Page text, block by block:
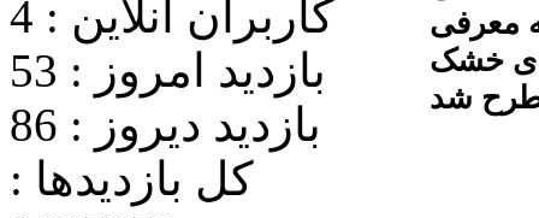
معرفی
خشک
کاربران آنلاین : 4
بازدید امروز : 53
بازدید دیروز : 86
کل بازدیدها :